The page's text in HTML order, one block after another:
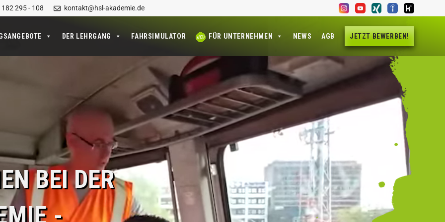
295 - 108 kontakt@hsl-akademie.de
DER LEHRGANG FAHRSIMULATOR FÜR UNTERNEHMEN NEWS AGB JETZT BEWERBEN!
BEI DER
-